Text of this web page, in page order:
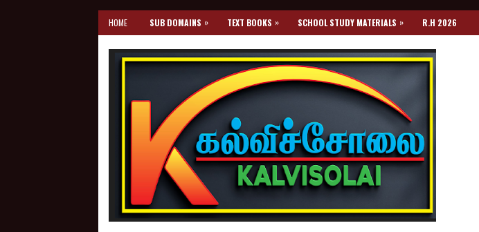
HOME SUB DOMAINS » TEXT BOOKS » SCHOOL STUDY MATERIALS » R.H 2026